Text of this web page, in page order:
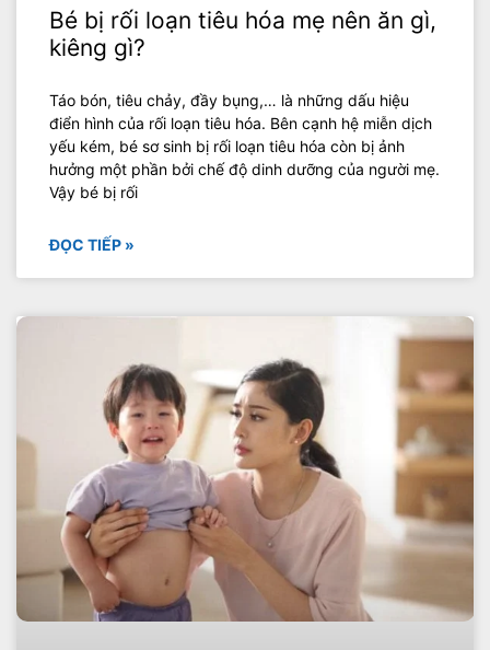
Bé bị rối loạn tiêu hóa mẹ nên ăn gì,
kiêng gì?
Táo bón, tiêu chảy, đầy bụng,… là những dấu hiệu
điển hình của rối loạn tiêu hóa. Bên cạnh hệ miễn dịch
yếu kém, bé sơ sinh bị rối loạn tiêu hóa còn bị ảnh
hưởng một phần bởi chế độ dinh dưỡng của người mẹ.
Vậy bé bị rối
ĐỌC TIẾP »